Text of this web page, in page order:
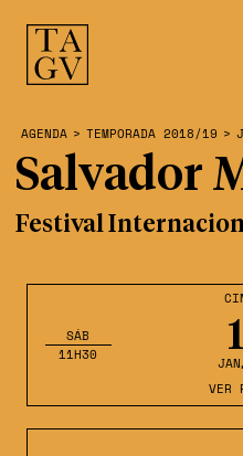
JAN
SÁB
11H30
VER
AGENDA > TEMPORADA 2018/19 >
Salvador
Festival